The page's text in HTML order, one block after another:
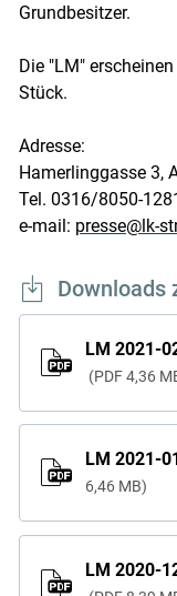
Grundbesitzer.
Die "LM"
Stück.
Adresse:
Hamerlinggasse 3,
Tel. 0316/8050-
e-mail: presse@lk-
Downloads
LM 2021-
PDF 4,36
LM 2021-
6,46 MB
LM 2020-